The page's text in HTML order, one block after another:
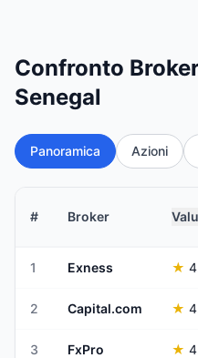
Confronto
Senegal
Panoramica Azioni
# Broker
1 Exness ★
2 Capital.com ★
3 FxPro ★